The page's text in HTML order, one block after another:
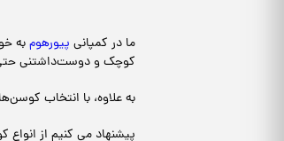
ما در کمپانی پیورهومبه
کوچک و دوست‌داشتنی حتی
به علاوه، با انتخاب
پیشنهاد می کنیم از